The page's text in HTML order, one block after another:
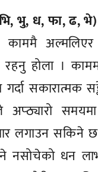
भु, ध, फा, ढ,
काममै
होला ।
गर्दा सकारात्मक
अप्ठ्यारो
लगाउन सकिने
नसोचेको धन